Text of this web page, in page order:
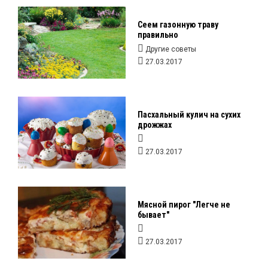
Сеем газонную траву
правильно
Другие советы
27.03.2017
Пасхальный кулич на сухих
дрожжах
27.03.2017
Мясной пирог "Легче не
бывает"
27.03.2017